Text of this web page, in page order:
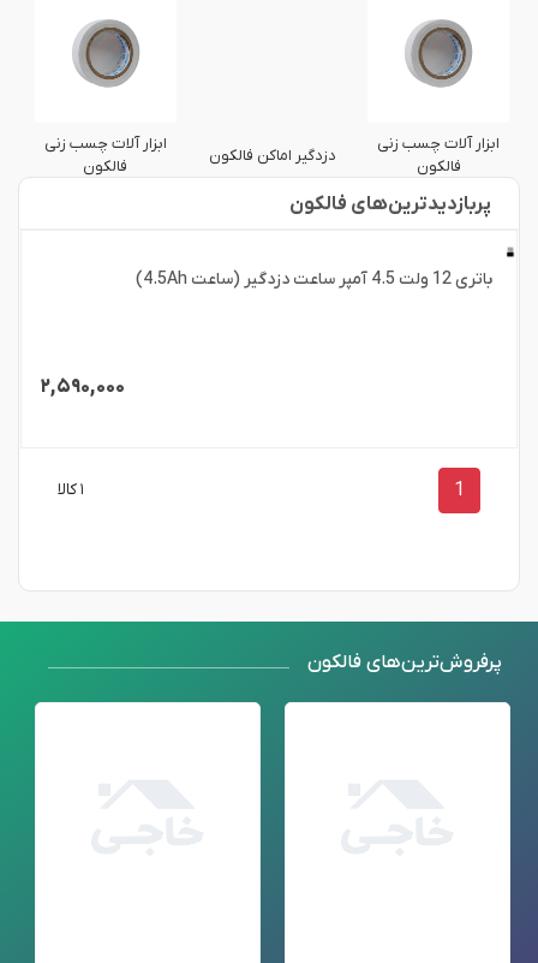
ابزار آلات چسب زنی
فالکون
دزدگیر اماکن فالکون
ابزار آلات چسب زنی
فالکون
پربازدید‌ترین‌های فالکون
باتری 12 ولت 4.5 آمپر ساعت دزدگیر (ساعت 4.5Ah)
۲,۵۹۰,۰۰۰
1 ۱ کالا
پرفروش‌ترین‌های فالکون